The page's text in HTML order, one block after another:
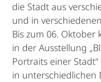
die Stadt aus
und in
Bis zum 06.
in der Ausstellung
Portraits einer
in unterschiedlichen